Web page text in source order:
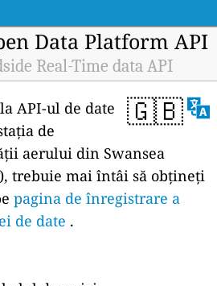
Data Platform API
Real-Time data API
🇬🇧
API-ul de date
de
aerului din Swansea
trebuie mai întâi să obțineți
pagina de înregistrare a
de date .